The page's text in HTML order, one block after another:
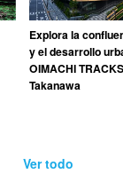
Explora la
y el desarrollo
OIMACHI
Takanawa
Ver todo